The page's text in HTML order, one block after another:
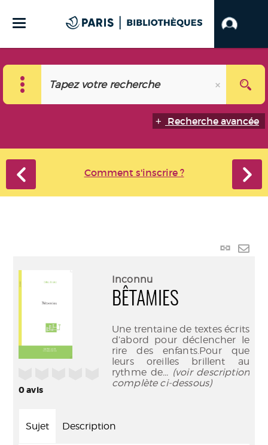
Recherche avancée
Comment s'inscrire ?
Lien
0avis
Inconnu
BÊTAMIES
Une trentaine de textes écrits
d’abord pour déclencher le
rire des enfants.Pour que
leurs oreilles brillent au
rythme de... (voir description
complète ci-dessous)
Sujet Description